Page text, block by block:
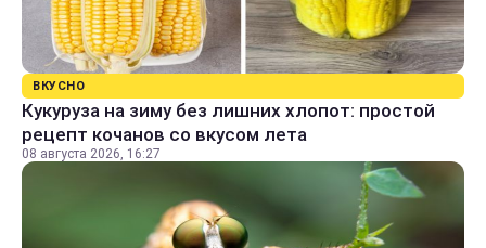
ВКУСНО
Кукуруза на зиму без лишних хлопот: простой
рецепт кочанов со вкусом лета
08 августа 2026, 16:27